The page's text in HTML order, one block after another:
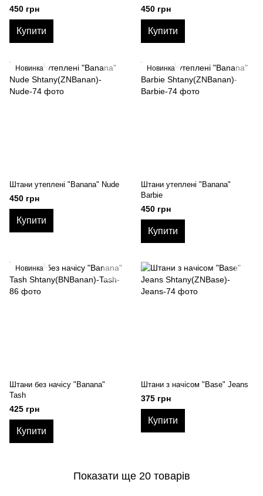
450 грн
Купити
450 грн
Купити
Новинка
Штани утеплені "Banana" Nude
450 грн
Купити
Новинка
Штани утеплені "Banana"
Barbie
450 грн
Купити
Новинка
Штани без начісу "Banana"
Tash
425 грн
Купити
Штани з начісом "Base" Jeans
375 грн
Купити
Показати ще 20 товарів